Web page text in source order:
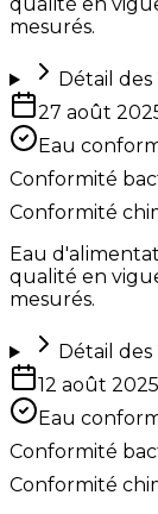
mesurés.
Détail des
27 août
Eau
Conformité
Conformité
Eau
qualité en
mesurés.
Détail des
12 août 2025
Eau
Conformité
Conformité